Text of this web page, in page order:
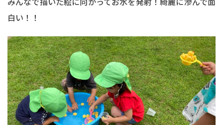
みんなで描いた絵に向かってお水を発射！綺麗に滲んで面
白い！！